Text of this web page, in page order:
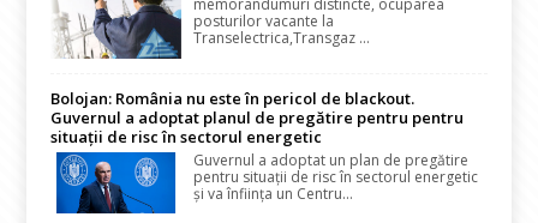
memorandumuri distincte, ocuparea
posturilor vacante la
Transelectrica,Transgaz ...
Bolojan: România nu este în pericol de blackout.
Guvernul a adoptat planul de pregătire pentru pentru
situații de risc în sectorul energetic
Guvernul a adoptat un plan de pregătire
pentru situații de risc în sectorul energetic
și va înființa un Centru...